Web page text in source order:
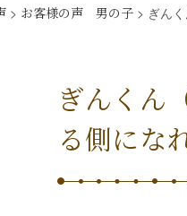
> お客様の声 男の子 > ぎん
ぎんくん
る側にな